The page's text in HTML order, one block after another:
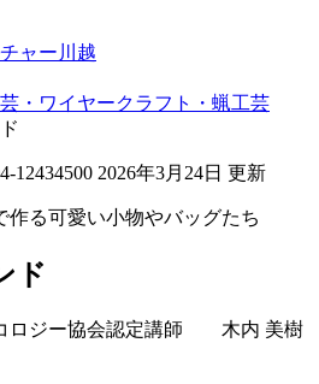
ャー川越
・ワイヤークラフト・蝋工芸
12434500 2026年3月24日 更新
作る可愛い小物やバッグたち
ド
ロジー協会認定講師 木内 美樹